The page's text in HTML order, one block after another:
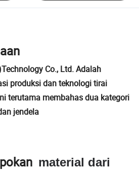
Co., Ltd. Adalah
produksi dan teknologi tirai
terutama membahas dua kategori
jendela
material dari